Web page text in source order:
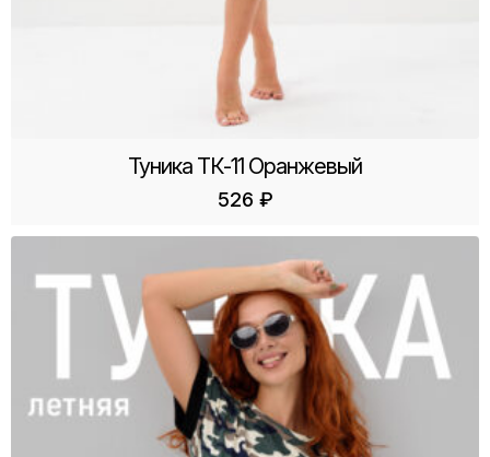
Туника ТК-11 Оранжевый
526 ₽